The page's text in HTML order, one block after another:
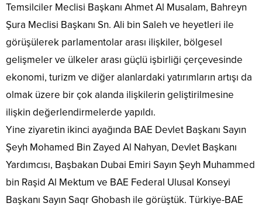
Temsilciler Meclisi Başkanı Ahmet Al Musalam, Bahreyn
Şura Meclisi Başkanı Sn. Ali bin Saleh ve heyetleri ile
görüşülerek parlamentolar arası ilişkiler, bölgesel
gelişmeler ve ülkeler arası güçlü işbirliği çerçevesinde
ekonomi, turizm ve diğer alanlardaki yatırımların artışı da
olmak üzere bir çok alanda ilişkilerin geliştirilmesine
ilişkin değerlendirmelerde yapıldı.
Yine ziyaretin ikinci ayağında BAE Devlet Başkanı Sayın
Şeyh Mohamed Bin Zayed Al Nahyan, Devlet Başkanı
Yardımcısı, Başbakan Dubai Emiri Sayın Şeyh Muhammed
bin Raşid Al Mektum ve BAE Federal Ulusal Konseyi
Başkanı Sayın Saqr Ghobash ile görüştük. Türkiye-BAE